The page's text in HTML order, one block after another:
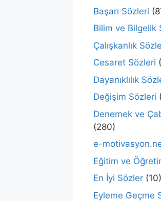
Başarı Sözleri
Bilim ve Bilgelik
Çalışkanlık
Cesaret Sözleri
Dayanıklılık
Değişim Sözleri
Denemek ve
(280)
e-
Eğitim ve
En İyi Sözler (10)
Eyleme Geçme